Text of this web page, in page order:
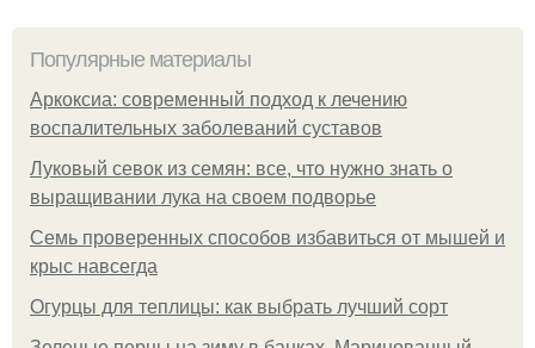
Популярные материалы
Аркоксиа: современный подход к лечению
воспалительных заболеваний суставов
Луковый севок из семян: все, что нужно знать о
выращивании лука на своем подворье
Семь проверенных способов избавиться от мышей и
крыс навсегда
Огурцы для теплицы: как выбрать лучший сорт